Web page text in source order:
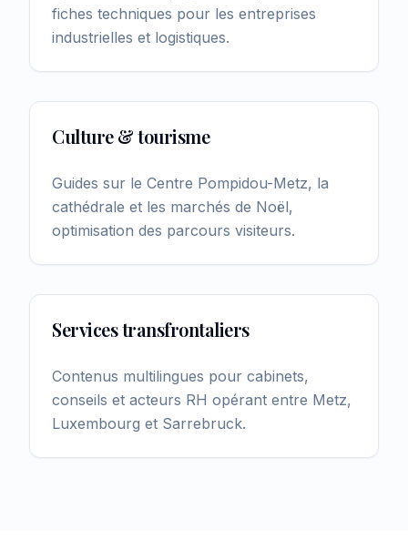
fiches techniques pour les entreprises
industrielles et logistiques.
Culture & tourisme
Guides sur le Centre Pompidou-Metz, la
cathédrale et les marchés de Noël,
optimisation des parcours visiteurs.
Services transfrontaliers
Contenus multilingues pour cabinets,
conseils et acteurs RH opérant entre Metz,
Luxembourg et Sarrebruck.